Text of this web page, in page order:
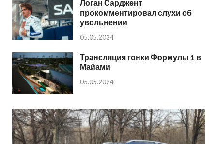
Логан Сарджент
прокомментировал слухи об
увольнении
05.05.2024
Трансляция гонки Формулы 1 в
Майами
05.05.2024